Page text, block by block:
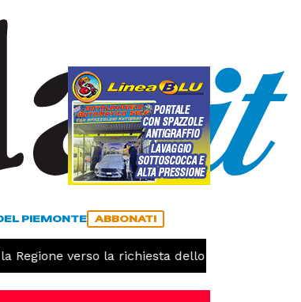
PIEMONTE ABBONATI
verso la richiesta dello stato di calamità